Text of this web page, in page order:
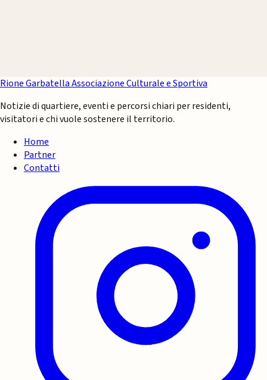
Rione GarbatellaAssociazione Culturale e Sportiva
Notizie di quartiere, eventi e percorsi chiari per residenti,
visitatori e chi vuole sostenere il territorio.
Home
Partner
Contatti